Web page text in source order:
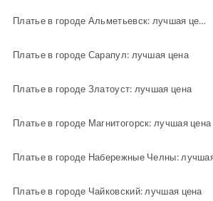
Платье в городе Альметьевск: лучшая цена
Платье в городе Сарапул: лучшая цена
Платье в городе Златоуст: лучшая цена
Платье в городе Магнитогорск: лучшая цена
Платье в городе Набережные Челны:
Платье в городе Чайковский: лучшая цена